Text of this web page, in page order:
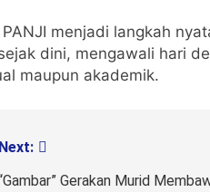
menjadi langkah
dini, mengawali hari
maupun akademik.
Next:
Gerakan Murid